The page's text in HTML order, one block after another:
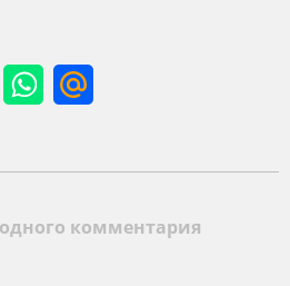
комментария